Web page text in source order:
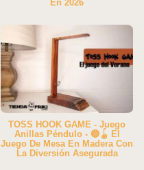
En 2026
TOSS HOOK GAME - Juego
Anillas Péndulo - 🔴🪀 El
Juego De Mesa En Madera Con
La Diversión Asegurada